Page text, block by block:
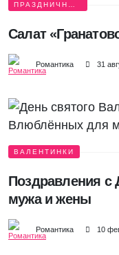
ПРАЗДНИЧНЫЙ
Салат
Романтика 31
ВАЛЕНТИНКИ
Поздравления
мужа и жены
Романтика 10